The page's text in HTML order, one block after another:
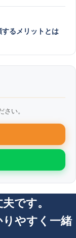
るメリットとは
い。
です。
やすく一緒